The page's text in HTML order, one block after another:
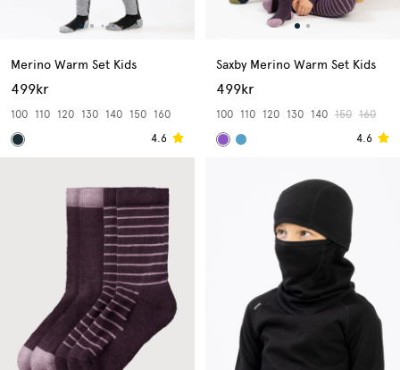
Merino Warm Set Kids
499kr
100 110 120 130 140 150
160
4.6
Saxby Merino Warm Set Kids
499kr
100 110 120 130 140 150 160
4.6